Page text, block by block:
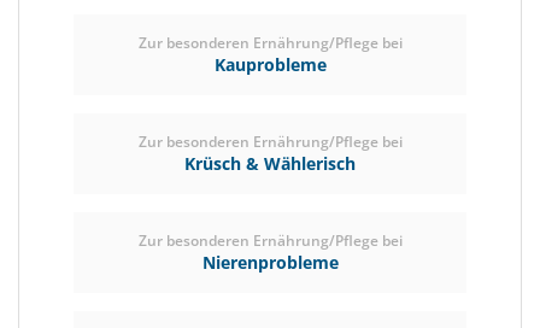
Zur besonderen Ernährung/Pflege bei
Kauprobleme
Zur besonderen Ernährung/Pflege bei
Krüsch & Wählerisch
Zur besonderen Ernährung/Pflege bei
Nierenprobleme